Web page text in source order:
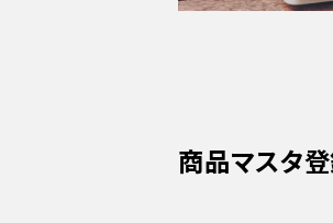
商品マスタ